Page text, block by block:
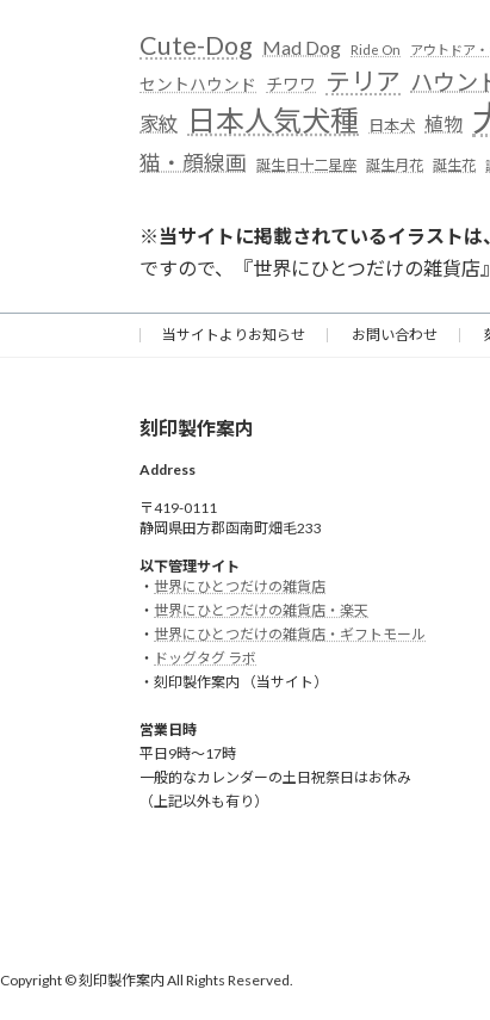
Cute-Dog Mad Dog Ride On アウトドア
セントハウンド チワワ テリア ハウン
家紋 日本人気犬種 日本犬 植物
猫・顔線画 誕生日十二星座 誕生月花 誕生花
※ 当サイトに掲載されているイラスト
ですので、『世界にひとつだけの雑貨店
当サイトよりお知らせ お問い合わせ
刻印製作案内
Address
〒419-0111
静岡県田方郡函南町畑毛233
以下管理サイト
・ 世界にひとつだけの雑貨店
・ 世界にひとつだけの雑貨店・楽天
・ 世界にひとつだけの雑貨店・ギフトモール
・ ドッグタグ ラボ
・刻印製作案内 （当サイト）
営業日時
平日9時～17時
一般的なカレンダーの土日祝祭日はお休み
（上記以外も有り）
Copyright © 刻印製作案内 All Rights Reserved.